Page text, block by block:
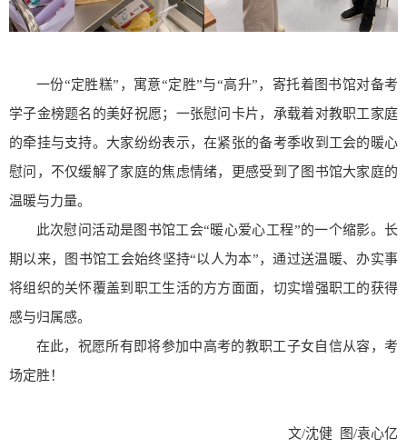
一份“定胜糕”，寓意“定胜”与“高升”，寄托着图书馆对备考
学子金榜题名的美好祝愿；一张慰问卡片，承载着对教职工家庭
的牵挂与支持。大家纷纷表示，在紧张的备考季收到工会的暖心
慰问，不仅缓解了家庭的焦虑情绪，更感受到了图书馆大家庭的
温暖与力量。
此次慰问活动是图书馆工会“暖心爱心工程”的一个缩影。长
期以来，图书馆工会始终坚持“以人为本”，通过送温暖、办实事
将组织的关怀覆盖到职工生活的方方面面，切实增强职工的获得
感与归属感。
在此，祝愿所有即将参加中高考的教职工子女自信从容，考
场定胜！
文/沈健 图/袁心亿